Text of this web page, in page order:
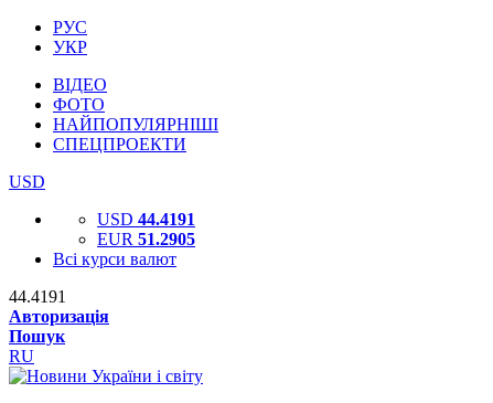
РУС
УКР
ВІДЕО
ФОТО
НАЙПОПУЛЯРНІШІ
СПЕЦПРОЕКТИ
USD
USD 44.4191
EUR 51.2905
Всі курси валют
44.4191
Авторизація
Пошук
RU